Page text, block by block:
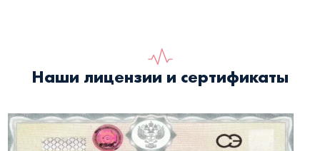
Наши лицензии и сертификаты